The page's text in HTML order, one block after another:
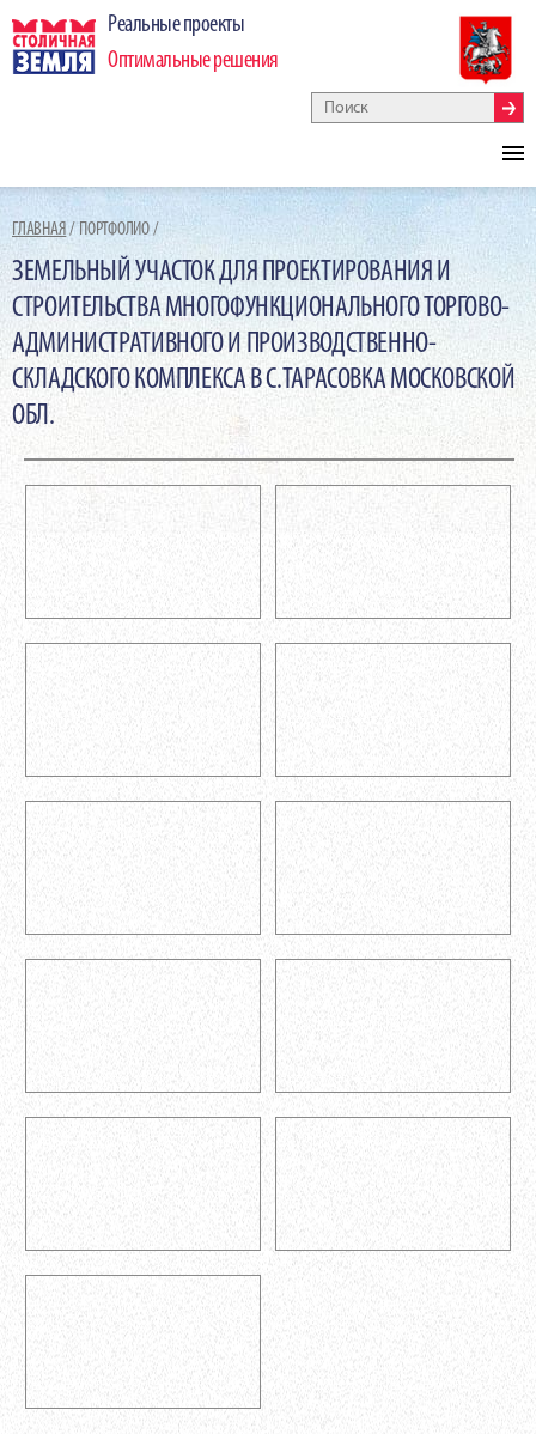
Реальные проекты
Оптимальные решения
ГЛАВНАЯ ПОРТФОЛИО
ЗЕМЕЛЬНЫЙ УЧАСТОК ДЛЯ ПРОЕКТИРОВАНИЯ И
СТРОИТЕЛЬСТВА МНОГОФУНКЦИОНАЛЬНОГО ТОРГОВО-
АДМИНИСТРАТИВНОГО И ПРОИЗВОДСТВЕННО-
СКЛАДСКОГО КОМПЛЕКСА В С.ТАРАСОВКА МОСКОВСКОЙ
ОБЛ.